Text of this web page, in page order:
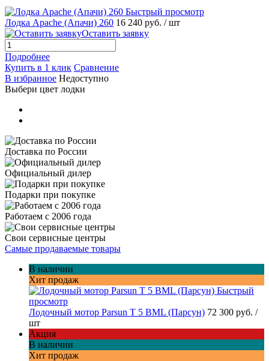
Быстрый просмотр
Лодка Apache (Апачи) 260 16 240 руб. / шт
Оставить заявку
Подробнее
Купить в 1 клик Сравнение
В избранное Недоступно
Выбери цвет лодки
Доставка по России
Официальный дилер
Подарки при покупке
Работаем с 2006 года
Свои сервисные центры
Самые продаваемые товары
В наличии
Хит продаж
Быстрый
просмотр
Лодочный мотор Parsun T 5 BML (Парсун) 72 300 руб. /
шт
Акция
В наличии
Хит продаж